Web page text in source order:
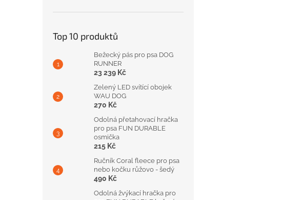
Top 10 produktů
Bežecký pás pro psa DOG
RUNNER
23 239 Kč
Zelený LED svítící obojek
WAU DOG
270 Kč
Odolná přetahovací hračka
pro psa FUN DURABLE
osmička
215 Kč
Ručník Coral fleece pro psa
nebo kočku růžovo - šedý
490 Kč
Odolná žvýkací hračka pro